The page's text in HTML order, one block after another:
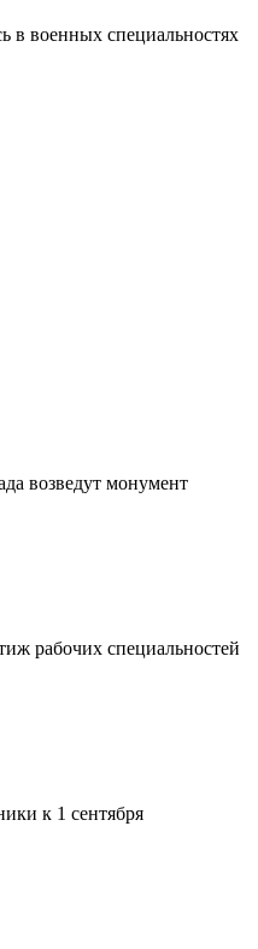
в военных специальностях
возведут монумент
рабочих специальностей
к 1 сентября